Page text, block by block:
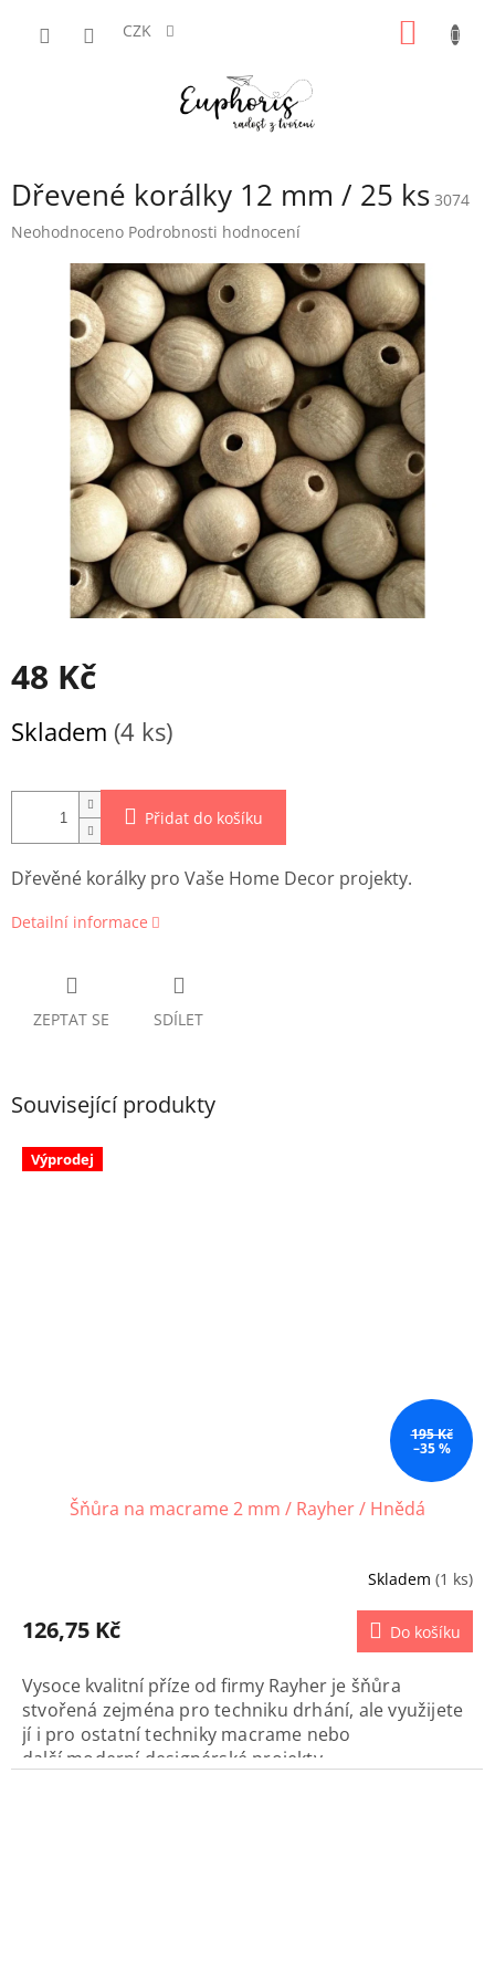
CZK
Dřevené korálky 12 mm / 25 ks 3074
Průměrné
produktu
hvězdiček.
Neohodnoceno Podrobnosti hodnocení
48 Kč
cena:
Skladem (4 ks)
Přidat do košíku
Dřevěné korálky pro Vaše Home Decor projekty.
Detailní informace
ZEPTAT SE SDÍLET
Související produkty
Výprodej
195 Kč
–35 %
Šňůra na macrame 2 mm / Rayher / Hnědá
Skladem (1 ks)
126,75 Kč Do košíku
Vysoce kvalitní příze od firmy Rayher je šňůra
stvořená zejména pro techniku drhání, ale využijete
jí i pro ostatní techniky macrame nebo
další moderní designérské projekty..